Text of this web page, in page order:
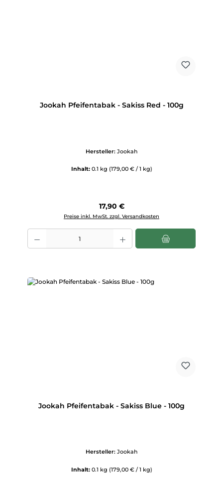
Jookah Pfeifentabak - Sakiss Red - 100g
Hersteller: Jookah
Inhalt: 0.1 kg (179,00 € / 1 kg)
Regulärer Preis:
17,90 €
Preise inkl. MwSt. zzgl. Versandkosten
Produkt Anzahl: Gib den gewünschten Wert ein oder benutze die
Jookah Pfeifentabak - Sakiss Blue - 100g
Hersteller: Jookah
Inhalt: 0.1 kg (179,00 € / 1 kg)